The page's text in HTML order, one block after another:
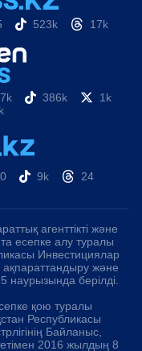
523k 17k
386k
1k
9k 24
агенттікті және
есепке алу туралы
Инвестициялар
ақпараттандыру және
наурызында берілді.
қою туралы
Республикасы
Байланыс,
2016 жылдың 8